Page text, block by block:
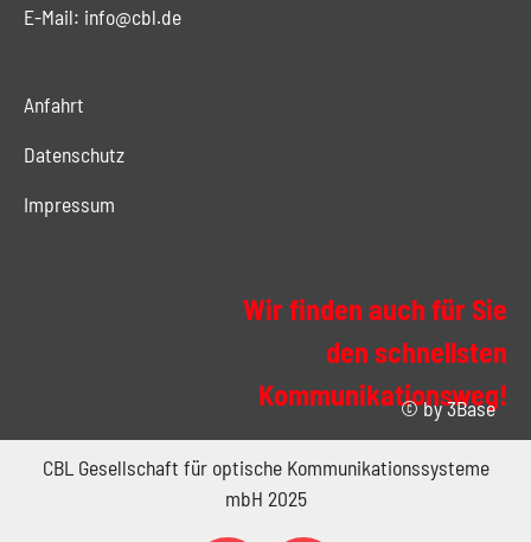
E-Mail: info@cbl.de
Anfahrt
Datenschutz
Impressum
Wir finden auch für Sie
den schnellsten
Kommunikationsweg!
© by3Base
CBL Gesellschaft für optische Kommunikationssysteme
mbH 2025